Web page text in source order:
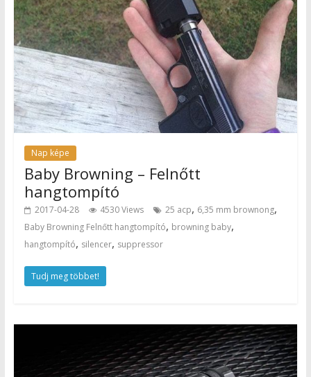
Nap képe
Baby Browning – Felnőtt
hangtompító
2017-04-28 4530 Views 25 acp, 6,35 mm brownong,
Baby Browning Felnőtt hangtompító, browning baby,
hangtompító, silencer, suppressor
Tudj meg többet!